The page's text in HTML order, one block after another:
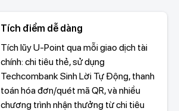
Tích điểm dễ dàng
Tích lũy U-Point qua mỗi giao dịch tài
chính: chi tiêu thẻ, sử dụng
Techcombank Sinh Lời Tự Động, thanh
toán hóa đơn/quét mã QR, và nhiều
chương trình nhận thưởng từ chi tiêu